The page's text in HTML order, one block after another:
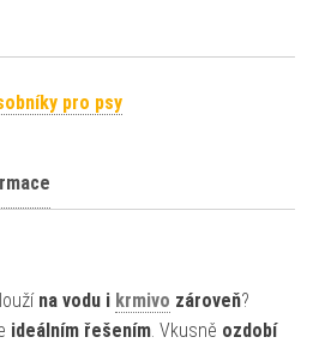
pro psy
na vodu i krmivo zároveň?
ideálním řešením. Vkusně ozdobí